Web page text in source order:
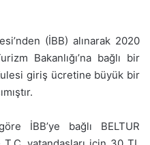
(İBB) alınarak 2020
Bakanlığı’na bağlı bir
giriş ücretine büyük bir
İBB’ye bağlı BELTUR